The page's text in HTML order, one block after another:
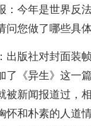
：今年是世界反
问您做了哪些具
出版社对封面装
了《异生》这一
被新闻报道过，
怀和朴素的人道